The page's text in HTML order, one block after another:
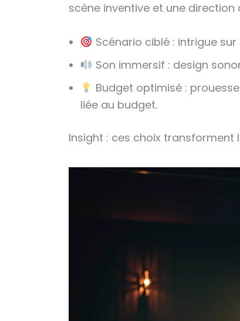
scène inventive et une direction
Scénario ciblé : intrigue
Son immersif : design
Budget optimisé :
liée au budget.
Insight : ces choix transforment